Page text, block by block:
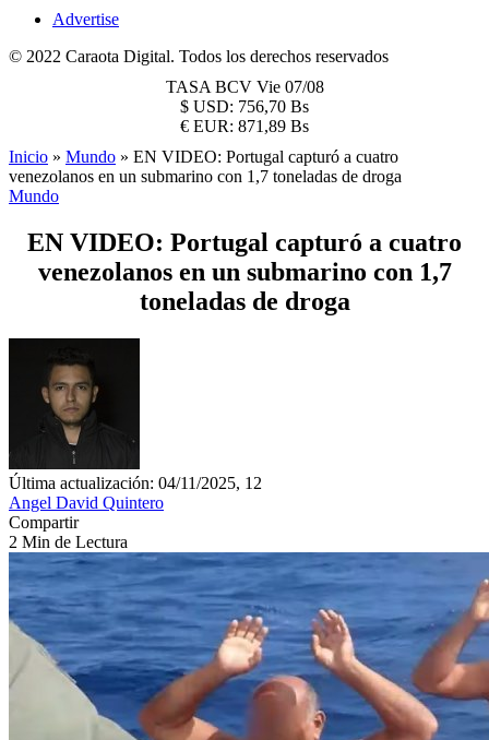
Advertise
© 2022 Caraota Digital. Todos los derechos reservados
TASA BCV Vie 07/08
$ USD: 756,70 Bs
€ EUR: 871,89 Bs
Inicio » Mundo » EN VIDEO: Portugal capturó a cuatro
venezolanos en un submarino con 1,7 toneladas de droga
Mundo
EN VIDEO: Portugal capturó a cuatro
venezolanos en un submarino con 1,7
toneladas de droga
Última actualización: 04/11/2025, 12
Angel David Quintero
Compartir
2 Min de Lectura